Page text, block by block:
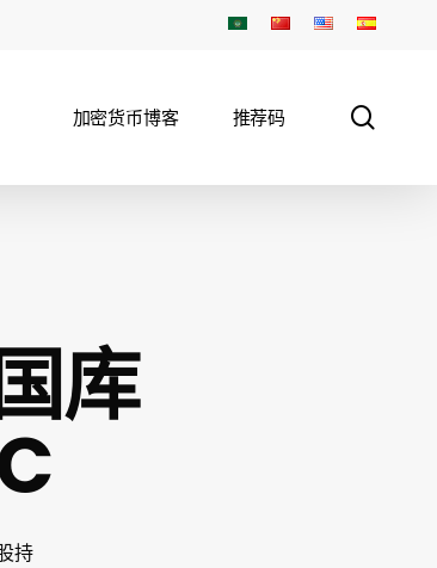
加密货币博客 推荐码
库
持